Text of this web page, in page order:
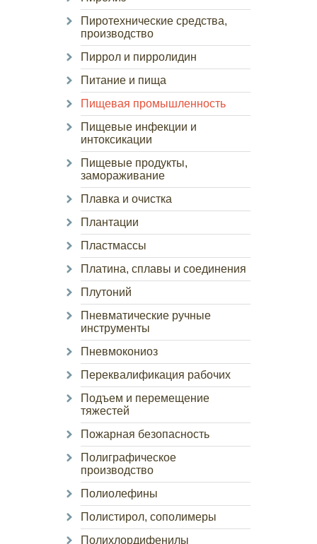
Пиротехнические средства,
производство
Пиррол и пирролидин
Питание и пища
Пищевая промышленность
Пищевые инфекции и
интоксикации
Пищевые продукты,
замораживание
Плавка и очистка
Плантации
Пластмассы
Платина, сплавы и соединения
Плутоний
Пневматические ручные
инструменты
Пневмокониоз
Переквалификация рабочих
Подъем и перемещение
тяжестей
Пожарная безопасность
Полиграфическое
производство
Полиолефины
Полистирол, сополимеры
Полихлордифенилы